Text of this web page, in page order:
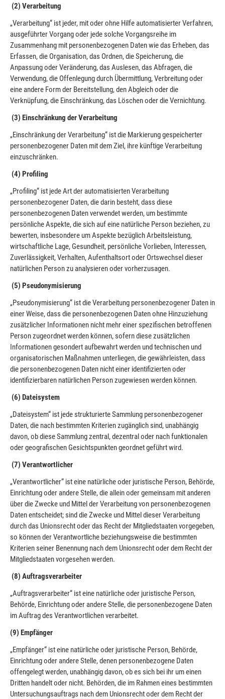
(2) Verarbeitung
„Verarbeitung“ ist jeder, mit oder ohne Hilfe automatisierter Verfahren,
ausgeführter Vorgang oder jede solche Vorgangsreihe im
Zusammenhang mit personenbezogenen Daten wie das Erheben, das
Erfassen, die Organisation, das Ordnen, die Speicherung, die
Anpassung oder Veränderung, das Auslesen, das Abfragen, die
Verwendung, die Offenlegung durch Übermittlung, Verbreitung oder
eine andere Form der Bereitstellung, den Abgleich oder die
Verknüpfung, die Einschränkung, das Löschen oder die Vernichtung.
(3) Einschränkung der Verarbeitung
„Einschränkung der Verarbeitung“ ist die Markierung gespeicherter
personenbezogener Daten mit dem Ziel, ihre künftige Verarbeitung
einzuschränken.
(4) Profiling
„Profiling“ ist jede Art der automatisierten Verarbeitung
personenbezogener Daten, die darin besteht, dass diese
personenbezogenen Daten verwendet werden, um bestimmte
persönliche Aspekte, die sich auf eine natürliche Person beziehen, zu
bewerten, insbesondere um Aspekte bezüglich Arbeitsleistung,
wirtschaftliche Lage, Gesundheit, persönliche Vorlieben, Interessen,
Zuverlässigkeit, Verhalten, Aufenthaltsort oder Ortswechsel dieser
natürlichen Person zu analysieren oder vorherzusagen.
(5) Pseudonymisierung
„Pseudonymisierung“ ist die Verarbeitung personenbezogener Daten in
einer Weise, dass die personenbezogenen Daten ohne Hinzuziehung
zusätzlicher Informationen nicht mehr einer spezifischen betroffenen
Person zugeordnet werden können, sofern diese zusätzlichen
Informationen gesondert aufbewahrt werden und technischen und
organisatorischen Maßnahmen unterliegen, die gewährleisten, dass
die personenbezogenen Daten nicht einer identifizierten oder
identifizierbaren natürlichen Person zugewiesen werden können.
(6) Dateisystem
„Dateisystem“ ist jede strukturierte Sammlung personenbezogener
Daten, die nach bestimmten Kriterien zugänglich sind, unabhängig
davon, ob diese Sammlung zentral, dezentral oder nach funktionalen
oder geografischen Gesichtspunkten geordnet geführt wird.
(7) Verantwortlicher
„Verantwortlicher“ ist eine natürliche oder juristische Person, Behörde,
Einrichtung oder andere Stelle, die allein oder gemeinsam mit anderen
über die Zwecke und Mittel der Verarbeitung von personenbezogenen
Daten entscheidet; sind die Zwecke und Mittel dieser Verarbeitung
durch das Unionsrecht oder das Recht der Mitgliedstaaten vorgegeben,
so können der Verantwortliche beziehungsweise die bestimmten
Kriterien seiner Benennung nach dem Unionsrecht oder dem Recht der
Mitgliedstaaten vorgesehen werden.
(8) Auftragsverarbeiter
„Auftragsverarbeiter“ ist eine natürliche oder juristische Person,
Behörde, Einrichtung oder andere Stelle, die personenbezogene Daten
im Auftrag des Verantwortlichen verarbeitet.
(9) Empfänger
„Empfänger“ ist eine natürliche oder juristische Person, Behörde,
Einrichtung oder andere Stelle, denen personenbezogene Daten
offengelegt werden, unabhängig davon, ob es sich bei ihr um einen
Dritten handelt oder nicht. Behörden, die im Rahmen eines bestimmten
Untersuchungsauftrags nach dem Unionsrecht oder dem Recht der